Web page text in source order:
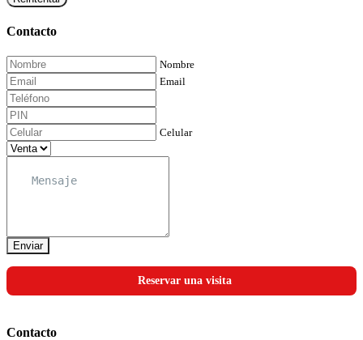
Contacto
Nombre
Email
Celular
Enviar
Reservar una visita
Contacto